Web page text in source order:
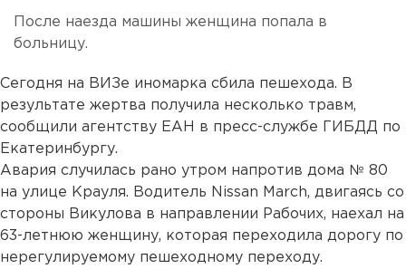
После наезда машины женщина попала в
больницу.
Сегодня на ВИЗе иномарка сбила пешехода. В
результате жертва получила несколько травм,
сообщили агентству ЕАН в пресс-службе ГИБДД по
Екатеринбургу.
Авария случилась рано утром напротив дома № 80
на улице Крауля. Водитель Nissan March, двигаясь со
стороны Викулова в направлении Рабочих, наехал на
63-летнюю женщину, которая переходила дорогу по
нерегулируемому пешеходному переходу.